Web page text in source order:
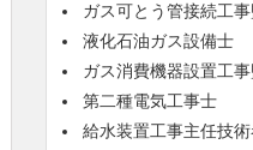
ガス可とう管接続工
液化石油ガス設備士
ガス消費機器設置工
第二種電気工事士
給水装置工事主任技